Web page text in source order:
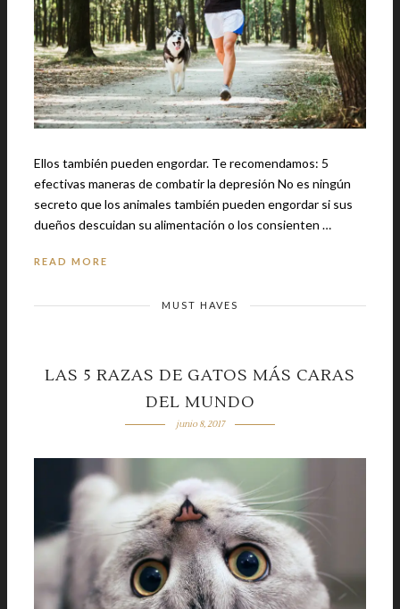
Ellos también pueden engordar. Te recomendamos: 5
efectivas maneras de combatir la depresión No es ningún
secreto que los animales también pueden engordar si sus
dueños descuidan su alimentación o los consienten …
READ MORE
MUST HAVES
LAS 5 RAZAS DE GATOS MÁS CARAS
DEL MUNDO
junio 8, 2017